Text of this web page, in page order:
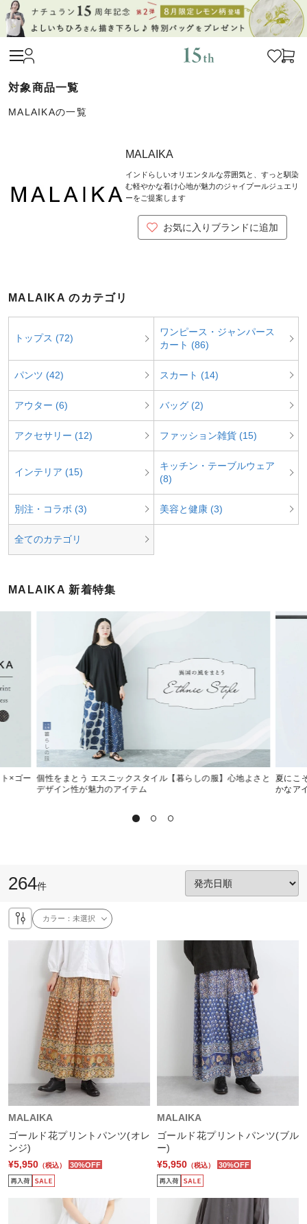
MALAIKAの一覧
MALAIKA
インドらしいオリエンタルな雰囲気と、すっと馴染
む軽やかな着け心地が魅力のジャイプールジュエリ
ーをご提案します
お気に入りブランドに追加
MALAIKA のカテゴリ
トップス (72)
ワンピース・ジャンパース
カート (86)
パンツ (42) スカート (14)
アウター (6) バッグ (2)
アクセサリー (12) ファッション雑貨 (15)
インテリア (15)
キッチン・テーブルウェア
(8)
別注・コラボ (3) 美容と健康 (3)
全てのカテゴリ
MALAIKA 新着特集
×ゴー
個性をまとう エスニックスタイル【暮らしの服】心地よさと
デザイン性が魅力のアイテム
夏にこ
かなア
264件
カラー：未選択
MALAIKA
ゴールド花プリントパンツ(オレ
ンジ)
¥5,950 （税込） 30%OFF
MALAIKA
ゴールド花プリントパンツ(ブル
ー)
¥5,950 （税込） 30%OFF